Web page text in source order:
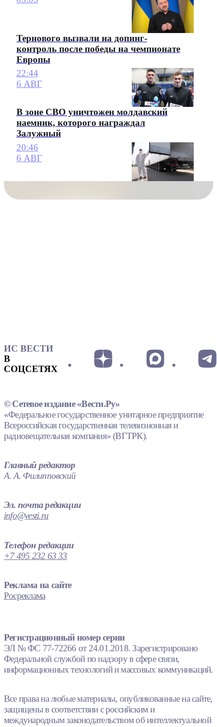
Тернового вызвали на допинг-
контроль после победы на чемпионате
Европы
22:44
6 АВГ
В зоне СВО уничтожен молдавский
наемник, которого награждал
Залужный
20:46
6 АВГ
ИС ВЕСТИ
В
СОЦСЕТЯХ
© Сетевое издание «Вести.Ру»
«Федеральное государственное унитарное предприятие
Всероссийская государственная телевизионная и
радиовещательная компания» (ВГТРК).
Главный редактор
А. А. Филипповский
Эл. почта редакции
info@vesti.ru
Телефон редакции
+7 495 232 63 33
Реклама на сайте
Росреклама
Регистрационный номер серии
ЭЛ № ФС 77-72266 от 24.01.2018. Зарегистрировано
Федеральной службой по надзору в сфере связи,
информационных технологий и массовых коммуникаций.
Все права на любые материалы, опубликованные на сайте,
защищены в соответствии с российским и
международным законодательством об интеллектуальной